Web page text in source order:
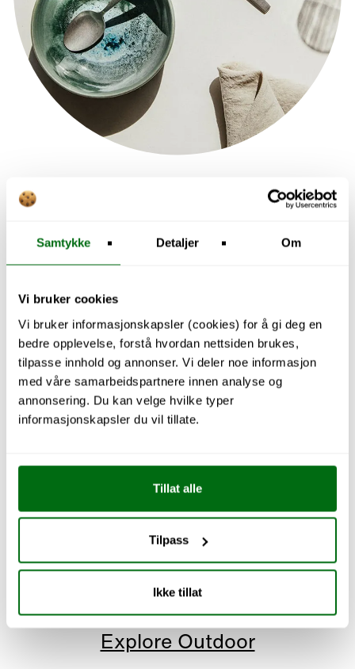
Samtykke Detaljer Om
Vi bruker cookies
Vi bruker informasjonskapsler (cookies) for å gi deg en
bedre opplevelse, forstå hvordan nettsiden brukes,
tilpasse innhold og annonser. Vi deler noe informasjon
med våre samarbeidspartnere innen analyse og
annonsering. Du kan velge hvilke typer
informasjonskapsler du vil tillate.
Tillat alle
Tilpass
Ikke tillat
Explore Outdoor